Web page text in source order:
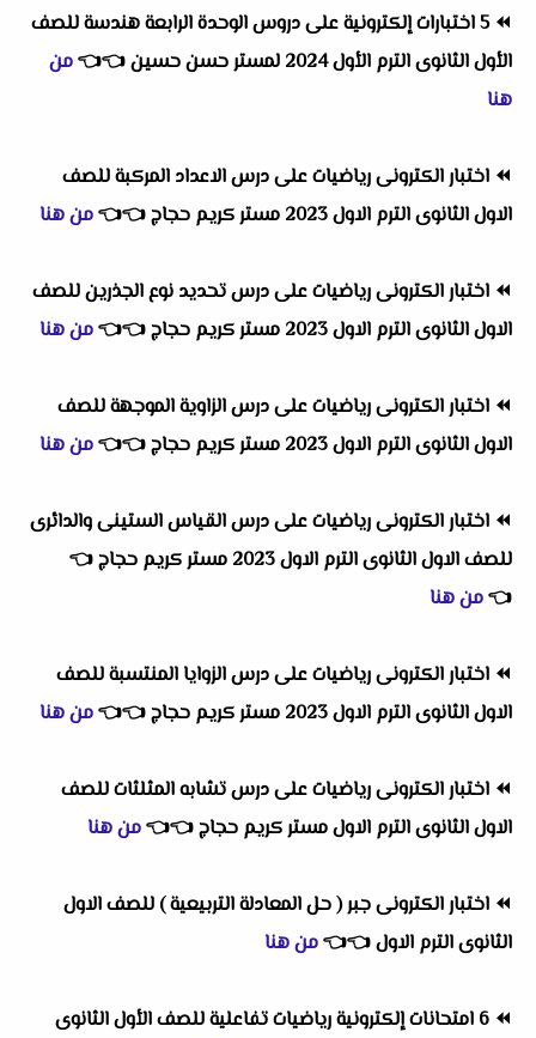
⏪ 5 اختبارات إلكترونية على دروس الوحدة الرابعة هندسة للصف
الأول الثانوى الترم الأول 2024 لمستر حسن حسين
👈
👈من
هنا
⏪ اختبار الكترونى رياضيات على درس الاعداد المركبة للصف
الاول الثانوى الترم الاول 2023 مستر كريم حجاج
👈
👈من هنا
⏪ اختبار الكترونى رياضيات على درس تحديد نوع الجذرين للصف
الاول الثانوى الترم الاول 2023 مستر كريم حجاج
👈
👈من هنا
⏪ اختبار الكترونى رياضيات على درس الزاوية الموجهة للصف
الاول الثانوى الترم الاول 2023 مستر كريم حجاج
👈
👈من هنا
⏪ اختبار الكترونى رياضيات على درس القياس الستينى والدائرى
للصف الاول الثانوى الترم الاول 2023 مستر كريم حجاج
👈
👈من هنا
⏪ اختبار الكترونى رياضيات على درس الزوايا المنتسبة للصف
الاول الثانوى الترم الاول 2023 مستر كريم حجاج
👈
👈من هنا
⏪ اختبار الكترونى رياضيات على درس تشابه المثلثات للصف
الاول الثانوى الترم الاول مستر كريم حجاج👈
👈من هنا
⏪ اختبار الكترونى جبر ( حل المعادلة التربيعية ) للصف الاول
الثانوى الترم الاول👈
👈من هنا
⏪
6 امتحانات إلكترونية رياضيات تفاعلية للصف الأول الثانوى